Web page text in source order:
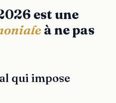
est une
à ne pas
qui impose